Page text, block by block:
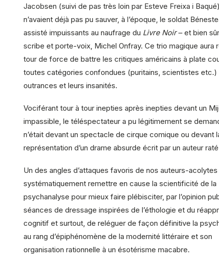
Jacobsen (suivi de pas très loin par Esteve Freixa i
n’avaient déjà pas pu sauver, à l’époque, le soldat
assisté impuissants au naufrage du Livre Noir– et bien
scribe et porte-voix, Michel Onfray. Ce trio magique aura
tour de force de battre les critiques américains à plate
toutes catégories confondues (puritains, scientistes etc.)
outrances et leurs insanités.
Vociférant tour à tour inepties après inepties devant un
impassible, le téléspectateur a pu légitimement se
n’était devant un spectacle de cirque comique ou devant
représentation d’un drame absurde écrit par un auteur
Un des angles d’attaques favoris de nos auteurs-
systématiquement remettre en cause la scientificité de la
psychanalyse pour mieux faire plébisciter, par l’opinion
séances de dressage inspirées de l’éthologie et du
cognitif et surtout, de reléguer de façon définitive la
au rang d’épiphénomène de la modernité littéraire et son
organisation rationnelle à un ésotérisme macabre.